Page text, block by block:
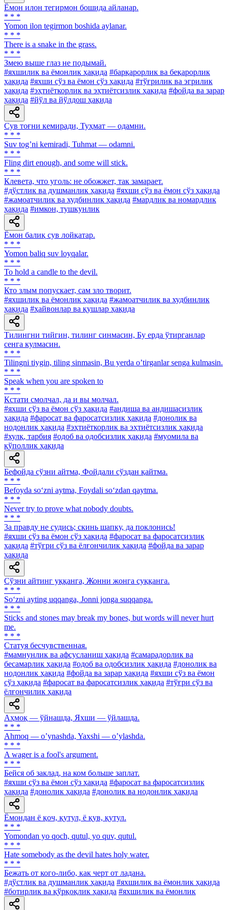
Ёмон илон тегирмон бошида айланар.
* * *
Yomon ilon tegirmon boshida aylanar.
* * *
There is a snake in the grass.
* * *
Змею выше глаз не подымай.
#яхшилик ва ёмонлик ҳақида #барқарорлик ва беқарорлик
ҳақида #яхши сўз ва ёмон сўз ҳақида #тўғрилик ва эгрилик
ҳақида #эҳтиёткорлик ва эҳтиётсизлик ҳақида #фойда ва зарар
ҳақида #йўл ва йўлдош ҳақида
Сув тоғни кемиради, Туҳмат — одамни.
* * *
Suv togʼni kemiradi, Tuhmat — odamni.
* * *
Fling dirt enough, and some will stick.
* * *
Клевета, что уголь: не обожжет, так замарает.
#дўстлик ва душманлик ҳақида #яхши сўз ва ёмон сўз ҳақида
#жамоатчилик ва худбинлик ҳақида #мардлик ва номардлик
ҳақида #имкон, тушкунлик
Ёмон балиқ сув лойқатар.
* * *
Yomon baliq suv loyqalar.
* * *
To hold a candle to the devil.
* * *
Кто злым попускает, сам зло творит.
#яхшилик ва ёмонлик ҳақида #жамоатчилик ва худбинлик
ҳақида #ҳайвонлар ва қушлар ҳақида
Тилингни тийгин, тилинг синмасин, Бу ерда ўтирганлар
сенга кулмасин.
* * *
Tilingni tiygin, tiling sinmasin, Bu yerda oʼtirganlar senga kulmasin.
* * *
Speak when you are spoken to
* * *
Кстати смолчал, да и вы молчал.
#яхши сўз ва ёмон сўз ҳақида #андиша ва андишасизлик
ҳақида #фаросат ва фаросатсизлик ҳақида #донолик ва
нодонлик ҳақида #эҳтиёткорлик ва эҳтиётсизлик ҳақида
#хулқ, тарбия #одоб ва одобсизлик ҳақида #муомила ва
қўполлик ҳақида
Бефойда сўзни айтма, Фойдали сўздан қайтма.
* * *
Befoyda so‘zni aytma, Foydali so‘zdan qaytma.
* * *
Never try to prove what nobody doubts.
* * *
3a правду не судись; скинь шапку, да поклонись!
#яхши сўз ва ёмон сўз ҳақида #фаросат ва фаросатсизлик
ҳақида #тўғри сўз ва ёлғончилик ҳақида #фойда ва зарар
ҳақида
Сўзни айтинг уққанга, Жонни жонга суққанга.
* * *
So‘zni ayting uqqanga, Jonni jonga suqqanga.
* * *
Sticks and stones may break my bones, but words will never hurt
me.
* * *
Статуя бесчувственная.
#мамнунлик ва афсусланиш ҳақида #самарадорлик ва
бесамарлик ҳақида #одоб ва одобсизлик ҳақида #донолик ва
нодонлик ҳақида #фойда ва зарар ҳақида #яхши сўз ва ёмон
сўз ҳақида #фаросат ва фаросатсизлик ҳақида #тўғри сўз ва
ёлғончилик ҳақида
Аҳмоқ — ўйнашда, Яхши — ўйлашда.
* * *
Аhmoq — oʼynashda, Yaxshi — oʼylashda.
* * *
A wager is a fool's argument.
* * *
Бейся об заклад, на ком больше заплат.
#яхши сўз ва ёмон сўз ҳақида #фаросат ва фаросатсизлик
ҳақида #донолик ҳақида #донолик ва нодонлик ҳақида
Ёмондан ё қоч, қутул, ё қув, қутул.
* * *
Yomondan yo qoch, qutul, yo quv, qutul.
* * *
Hate somebody as the devil hates holy water.
* * *
Бежать от кого-либо, как черт от ладана.
#дўстлик ва душманлик ҳақида #яхшилик ва ёмонлик ҳақида
#ботирлик ва қўрқоқлик ҳақида #яхшилик ва ёмонлик